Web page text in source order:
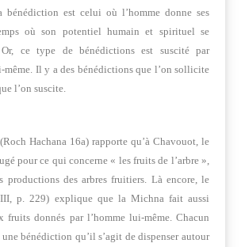
bénédiction est celui où l’homme donne ses
où son potentiel humain et spirituel se
Or, ce type de bénédictions est suscité par
même. Il y a des bénédictions que l’on sollicite
l’on suscite.
Hachana 16a) rapporte qu’à Chavouot, le
pour ce qui concerne « les fruits de l’arbre »,
productions des arbres fruitiers. Là encore, le
p. 229) explique que la Michna fait aussi
fruits donnés par l’homme lui-même. Chacun
bénédiction qu’il s’agit de dispenser autour